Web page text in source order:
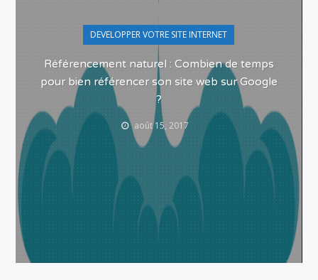
DEVELOPPER VOTRE SITE INTERNET
Référencement naturel : Combien de temps
pour bien référencer son site web sur Google
?
août 15, 2017